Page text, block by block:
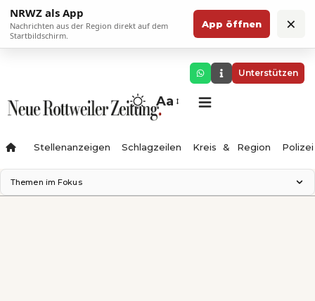
NRWZ als App
Nachrichten aus der Region direkt auf dem
Startbildschirm.
App öffnen ×
Unterstützen
Aa
Stellenanzeigen Schlagzeilen Kreis & Region Polizei
Themen im Fokus